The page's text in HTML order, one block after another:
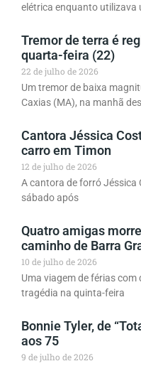
elétrica enquanto utilizava
Tremor de terra é
quarta-feira (22)
22 de julho de 2026
Um tremor de baixa
Caxias (MA), na manhã
Cantora Jéssica
carro em Timon
12 de julho de 2026
A cantora de forró Jéssica
sábado após
Quatro amigas
caminho de Barra
10 de julho de 2026
Uma viagem de férias
tragédia na quinta-feira
Bonnie Tyler, de
aos 75
9 de julho de 2026